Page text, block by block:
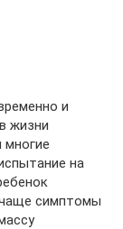
и
жизни
на
чаще симптомы